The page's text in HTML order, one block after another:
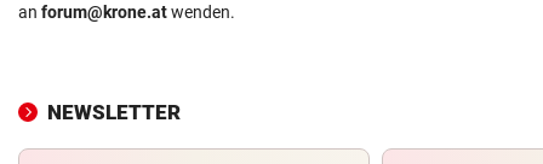
an forum@krone.atwenden.
NEWSLETTER